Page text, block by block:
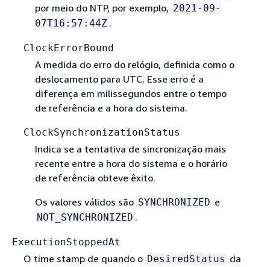
por meio do NTP, por exemplo, 2021-09-
07T16:57:44Z .
ClockErrorBound
A medida do erro do relógio, definida como o
deslocamento para UTC. Esse erro é a
diferença em milissegundos entre o tempo
de referência e a hora do sistema.
ClockSynchronizationStatus
Indica se a tentativa de sincronização mais
recente entre a hora do sistema e o horário
de referência obteve êxito.
Os valores válidos são SYNCHRONIZED e
NOT_SYNCHRONIZED .
ExecutionStoppedAt
O time stamp de quando o DesiredStatus da